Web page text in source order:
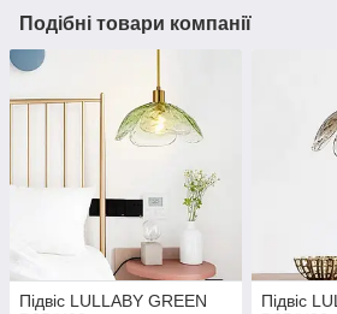
Подібні товари компанії
Підвіс LULLABY GREEN
Підвіс